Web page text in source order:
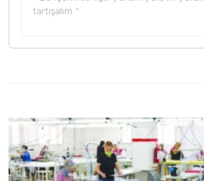
tartışalım *